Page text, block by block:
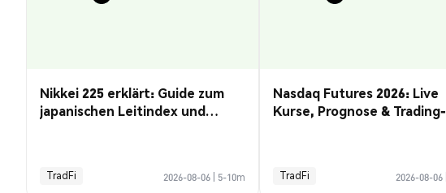
Nikkei 225 erklärt: Guide zum
japanischen Leitindex und
TradFi 2026-08-06 5-10m
Nasdaq Futures 2026: Live
Kurse, Prognose & Trading-
TradFi 2026-08-06